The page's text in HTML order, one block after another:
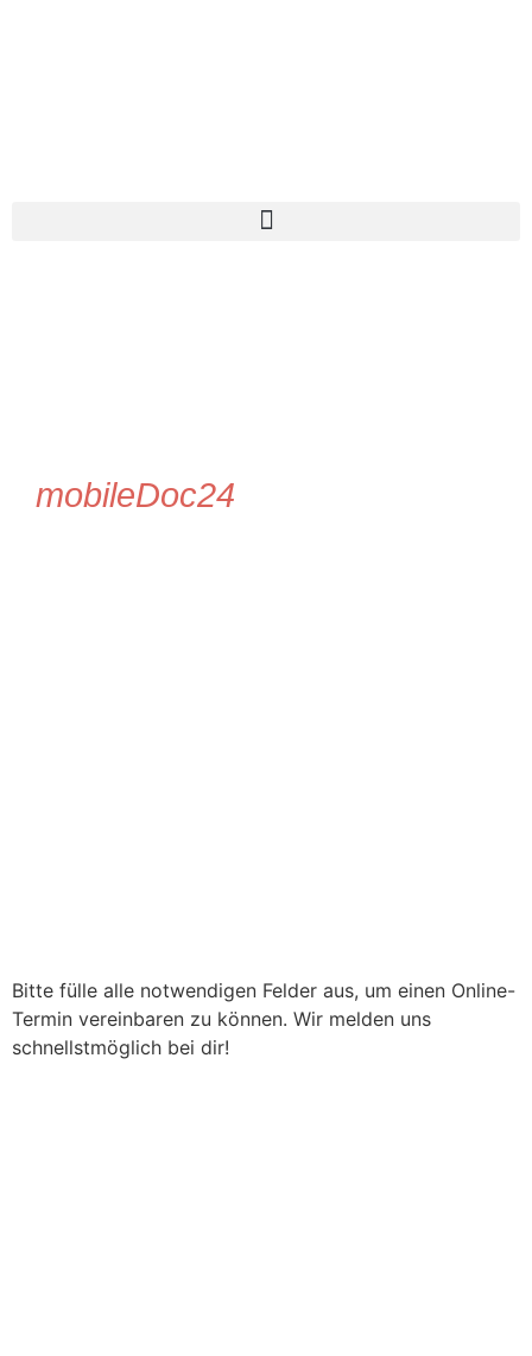
mobileDoc24
Bitte fülle alle notwendigen Felder aus, um einen Online-
Termin vereinbaren zu können. Wir melden uns
schnellstmöglich bei dir!